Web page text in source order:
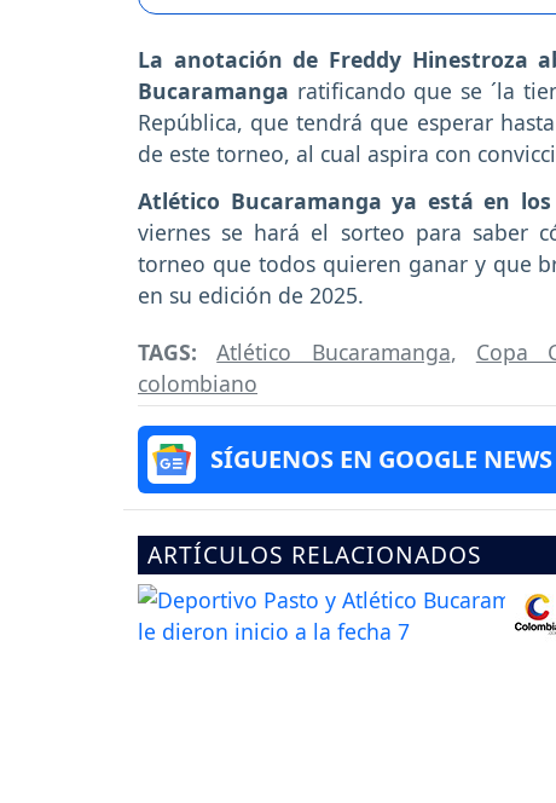
La anotación de Freddy Hinestroza
Bucaramanga ratificando que se ´la
República, que tendrá que esperar
de este torneo, al cual aspira con
Atlético Bucaramanga ya está en
viernes se hará el sorteo para saber
torneo que todos quieren ganar y que
en su edición de 2025.
TAGS:Atlético Bucaramanga, Copa
colombiano
SÍGUENOS EN GOOGLE NEWS
ARTÍCULOS RELACIONADOS